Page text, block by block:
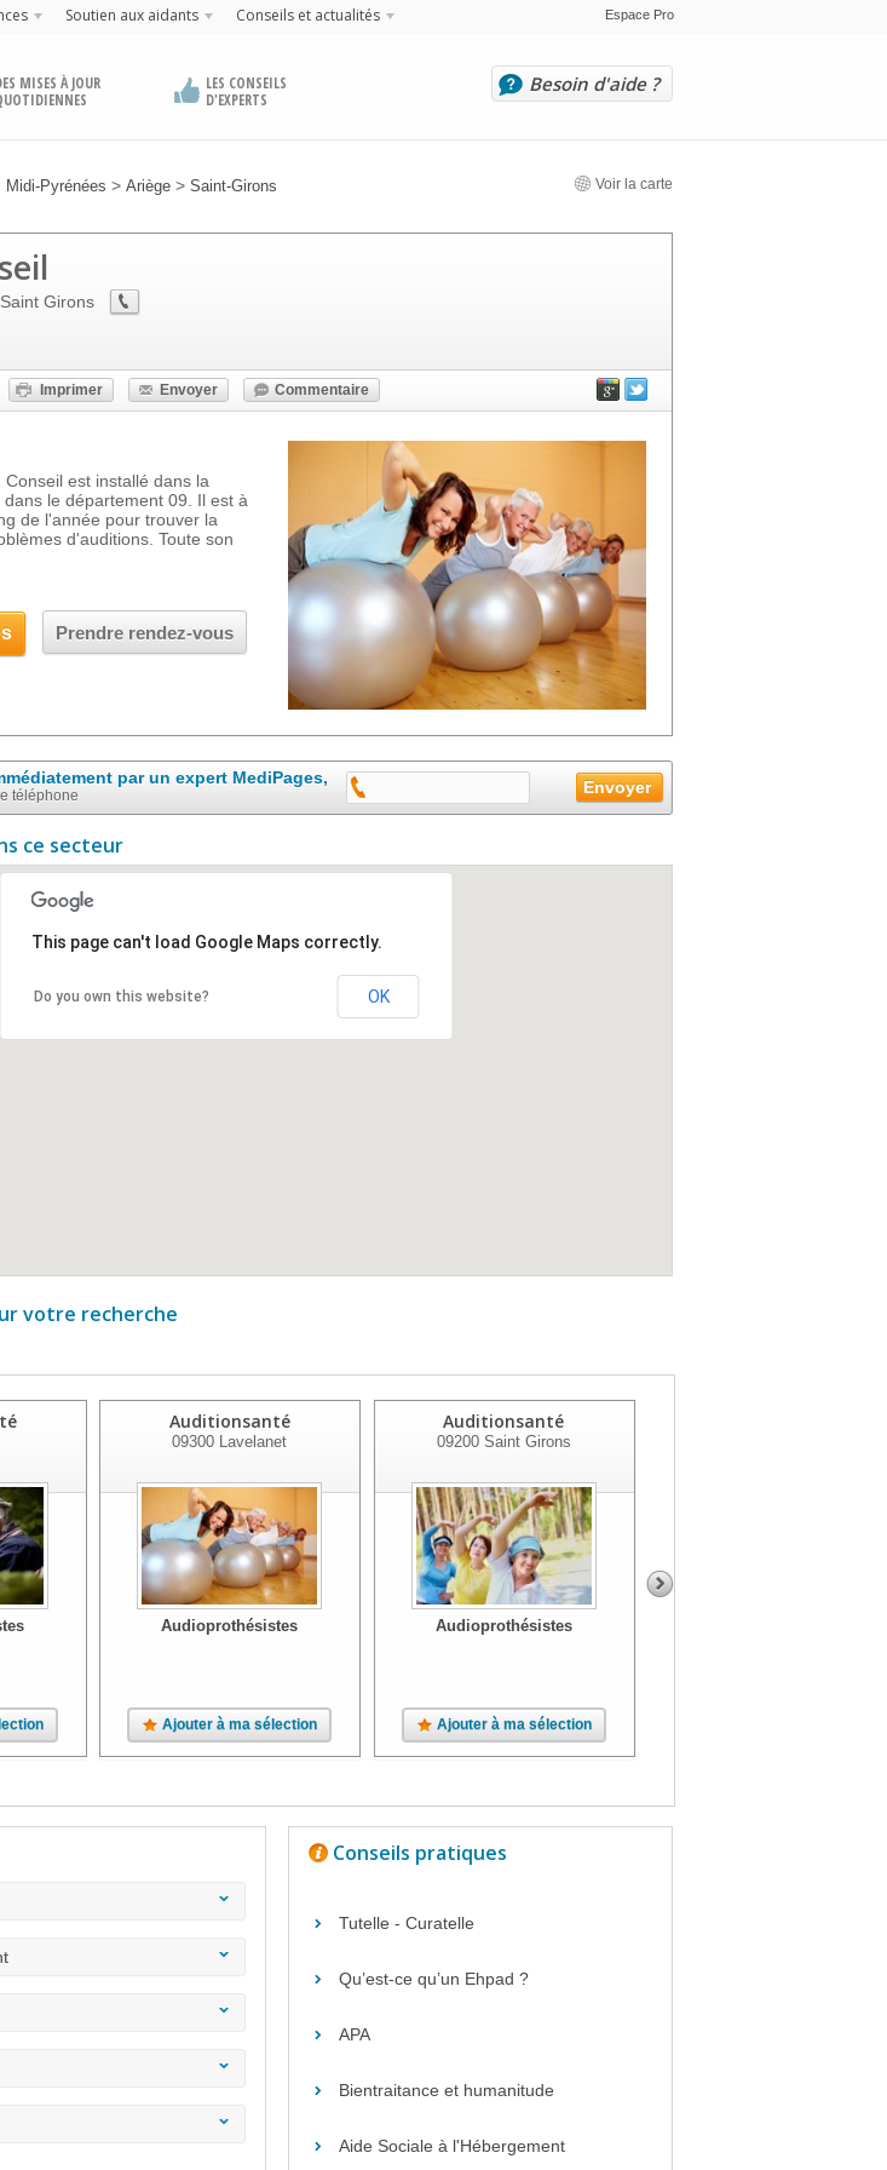
Soutien aux aidants Conseils et actualités Espace Pro
MISES À JOUR
LES CONSEILS
D'EXPERTS
Besoin d'aide ?
Pyrénées > Ariège > Saint-Girons Voir la carte
Saint Girons
Imprimer Envoyer Commentaire
est installé dans la
le département 09. Il est à
de l'année pour trouver la
d'auditions. Toute son
Prendre rendez-vous
par un expert MediPages,
téléphone
ce secteur
This page can't load Google Maps correctly.
Do you own this website? OK
votre recherche
Auditionsanté
09300 Lavelanet
Audioprothésistes
Ajouter à ma sélection
Auditionsanté
09200Saint Girons
Audioprothésistes
Ajouter à ma sélection
Conseils pratiques
Tutelle - Curatelle
Qu’est-ce qu’un Ehpad ?
APA
Bientraitance et humanitude
Aide Sociale à l'Hébergement